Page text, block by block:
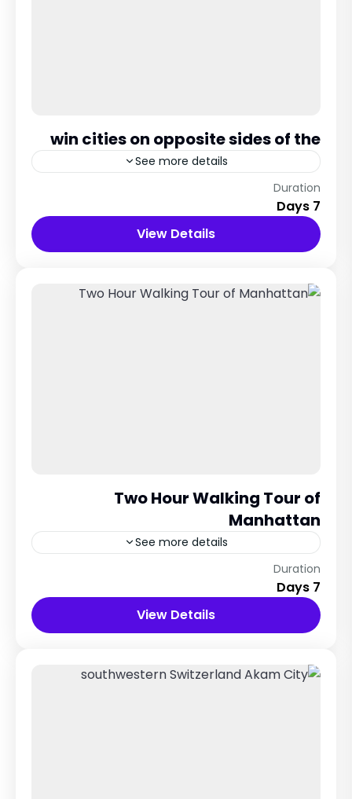
win cities on opposite sides of the
See more details
51 Dekor Land, Thailand
12 People
Duration
7 Days
View Details
Two Hour Walking Tour of
Manhattan
See more details
New York, USA
12 People
Duration
7 Days
View Details